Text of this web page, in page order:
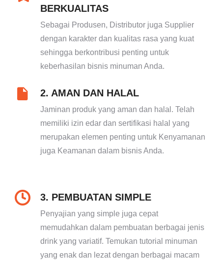
BERKUALITAS
Sebagai Produsen, Distributor juga Supplier
dengan karakter dan kualitas rasa yang kuat
sehingga berkontribusi penting untuk
keberhasilan bisnis minuman Anda.
2. AMAN DAN HALAL
Jaminan produk yang aman dan halal. Telah
memiliki izin edar dan sertifikasi halal yang
merupakan elemen penting untuk Kenyamanan
juga Keamanan dalam bisnis Anda.
3. PEMBUATAN SIMPLE
Penyajian yang simple juga cepat
memudahkan dalam pembuatan berbagai jenis
drink yang variatif. Temukan tutorial minuman
yang enak dan lezat dengan berbagai macam